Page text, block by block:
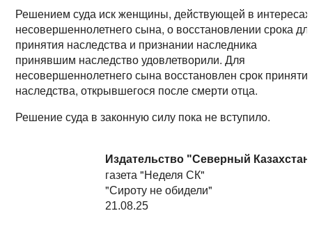
Решением суда иск женщины, действующей в интересах
несовершеннолетнего сына, о восстановлении срока
принятия наследства и признании наследника
принявшим наследство удовлетворили. Для
несовершеннолетнего сына восстановлен срок
наследства, открывшегося после смерти отца.
Решение суда в законную силу пока не вступило.
Издательство "Северный
газета "Неделя СК"
"Сироту не обидели"
21.08.25